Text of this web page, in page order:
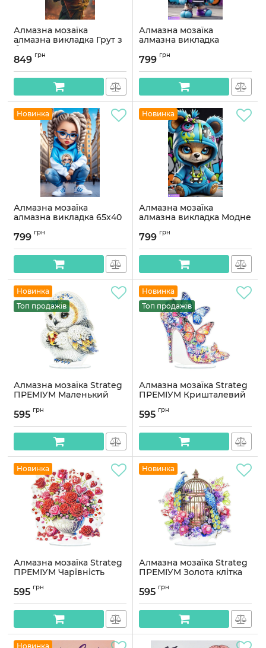
Алмазна мозаїка
алмазна викладка Грут з
букетом 70x40
OG00796SB
Артикул:OG00796SB
849 грн
Алмазна мозаїка
алмазна викладка
OG00779SB
Артикул:OG00779SB
799 грн
Новинка
Алмазна мозаїка
алмазна викладка 65x40
Артикул:
799 грн
Новинка
Алмазна мозаїка
алмазна викладка Модне
OG00773SB
Артикул:OG00773SB
799 грн
Новинка
Топ продажів
Алмазна мозаїка Strateg
ПРЕМІУМ Маленький
розміром 25х25 см
Артикул:YKLZ15282
595 грн
Новинка
Топ продажів
Алмазна мозаїка Strateg
ПРЕМІУМ Кришталевий
розміром 25х25 см
Артикул:YKLZ15215
595 грн
Новинка
Алмазна мозаїка Strateg
ПРЕМІУМ Чарівність
розміром 25х25 см
Артикул:YKLZ15279
595 грн
Новинка
Алмазна мозаїка Strateg
ПРЕМІУМ Золота клітка
25х25 см (YKLZ15227)
Артикул:YKLZ15227
595 грн
Новинка